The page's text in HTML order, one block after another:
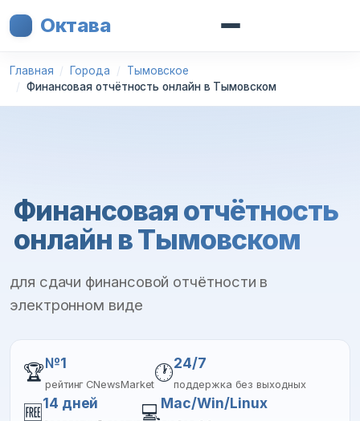
Октава
Главная Города
Тымовское
Финансовая отчётность онлайн в Тымовском
Финансовая отчётность
онлайн в Тымовском
для сдачи финансовой отчётности в
электронном виде
🏆№1
рейтинг CNewsMarket
🕐24/7
поддержка без выходных
🆓14 дней 💻Mac/Win/Linux